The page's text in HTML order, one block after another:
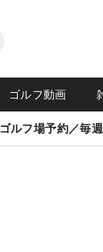
ゴルフ動画
ゴルフ場予約／毎